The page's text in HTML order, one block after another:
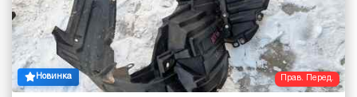
Прав. Перед.
Новинка